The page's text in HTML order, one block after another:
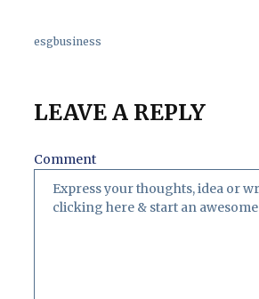
esgbusiness
LEAVE A REPLY
Comment